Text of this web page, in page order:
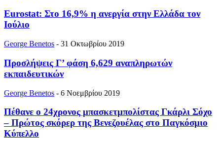
Eurostat: Στο 16,9% η ανεργία στην Ελλάδα τον
Ιούλιο
George Benetos - 31 Οκτωβρίου 2019
Προσλήψεις Γ’ φάση 6,629 αναπληρωτών
εκπαιδευτικών
George Benetos - 6 Νοεμβρίου 2019
Πέθανε ο 24χρονος μπασκετμπολίστας Γκάρλι Σόχο
– Πρώτος σκόρερ της Βενεζουέλας στο Παγκόσμιο
Κύπελλο